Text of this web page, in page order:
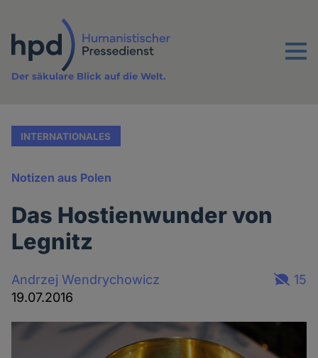
Inhalt
Menu
Der säkulare Blick auf die Welt.
INTERNATIONALES
Notizen aus Polen
Das Hostienwunder von
Legnitz
Andrzej Wendrychowicz
19.07.2016
15